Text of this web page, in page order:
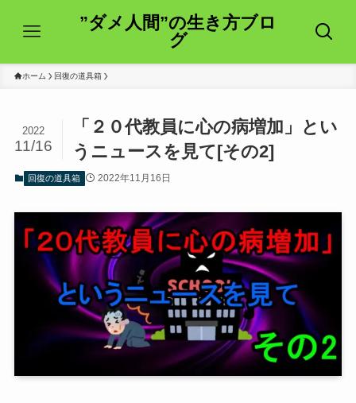
”ダメ人間”の生き方ブロ
グ
ホーム 回復の道具箱
「２０代教員に心の病増加」とい
うニュースを見て[その2]
2022
11/16
回復の道具箱 2022年11月16日